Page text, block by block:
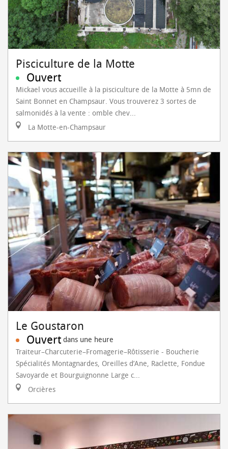
Pisciculture de la Motte
Ouvert
Mickael vous accueille à la pisciculture de la Motte à 5mn de
Saint Bonnet en Champsaur. Vous trouverez 3 sortes de
salmonidés à la vente : omble chev...
La Motte-en-Champsaur
Le Goustaron
Ouvert dans une heure
Traiteur–Charcuterie–Fromagerie–Rôtisserie - Boucherie
Spécialités Montagnardes, Oreilles d’Ane, Raclette, Fondue
Savoyarde et Bourguignonne Large c...
Orcières